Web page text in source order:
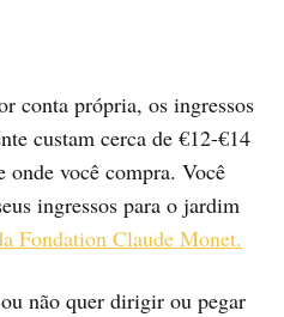
conta própria, os ingressos
custam cerca de €12-€14
onde você compra. Você
ingressos para o jardim
Fondation Claude Monet.
não quer dirigir ou pegar